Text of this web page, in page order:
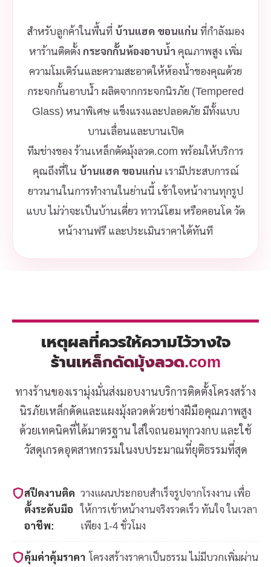
สำหรับลูกค้าในพื้นที่ บ้านแฮด ขอนแก่น ที่กำลังมอง
หาร้านติดตั้งกระจกกั้นห้องอาบน้ำคุณภาพสูง เพิ่ม
ความโมเดิร์นและความสะอาดให้ห้องน้ำของคุณด้วย
กระจกกั้นอาบน้ำ ผลิตจากกระจกนิรภัย (Tempered
Glass) หนาพิเศษ แข็งแรงและปลอดภัย มีทั้งแบบ
บานเลื่อนและบานเปิด
ทีมช่างของ ร้านเหล็กดัดมุ้งลวด.com พร้อมให้บริการ
คุณถึงที่ใน บ้านแฮด ขอนแก่น เรามีประสบการณ์
ยาวนานในการทำงานในย่านนี้ เข้าใจหน้างานทุกรูป
แบบ ไม่ว่าจะเป็นบ้านเดี่ยว ทาวน์โฮม หรือคอนโด วัด
หน้างานฟรี และประเมินราคาได้ทันที
เหตุผลที่ควรให้ความไว้วางใจ
ร้านเหล็กดัดมุ้งลวด.com
ทางร้านของเรามุ่งมั่นส่งมอบงานบริการติดตั้งโครงสร้าง
นิรภัยเหล็กดัดและแผงมุ้งลวดด้วยช่างฝีมือคุณภาพสูง
ด้วยเทคนิคที่ได้มาตรฐาน ใส่ใจถนอมทุกวงกบ และใช้
วัสดุเกรดอุตสาหกรรมในงบประมาณที่ยุติธรรมที่สุด
สปีดงานติด
ตั้งระดับมือ
อาชีพ:
วางแผนประกอบสำเร็จรูปจากโรงงาน เพื่อ
ให้การเข้าหน้างานจริงรวดเร็ว ทันใจ ในเวลา
เพียง 1-4 ชั่วโมง
คุ้มค่าคุ้มราคา โครงสร้างราคาเป็นธรรม ไม่มีบวกเพิ่มผ่าน